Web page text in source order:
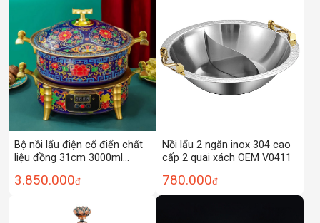
Bộ nồi lẩu điện cổ điển chất
liệu đồng 31cm 3000ml
3.850.000đ
Nồi lẩu 2 ngăn inox 304 cao
cấp 2 quai xách OEM V0411
780.000đ